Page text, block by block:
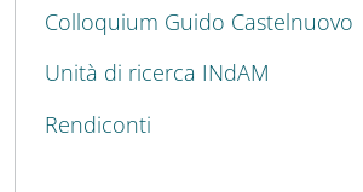
Colloquium Guido Castelnuovo
Unità di ricerca INdAM
Rendiconti